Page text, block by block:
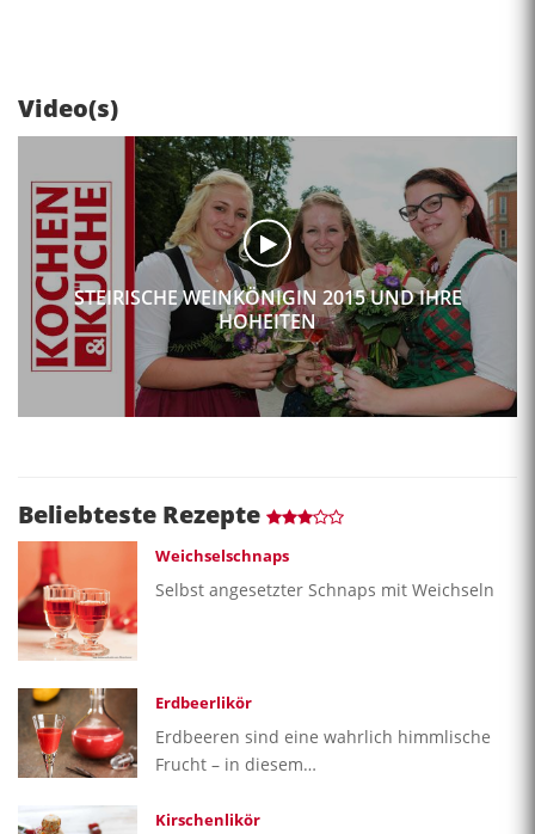
Video(s)
STEIRISCHE WEINKÖNIGIN 2015 UND IHRE
HOHEITEN
Beliebteste Rezepte
Weichselschnaps
Selbst angesetzter Schnaps mit Weichseln
Erdbeerlikör
Erdbeeren sind eine wahrlich himmlische
Frucht – in diesem…
Kirschenlikör